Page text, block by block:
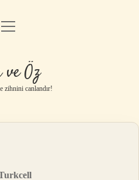
Politikası
Uyarı
menüyü
ve Öz
zihnini canlandır!